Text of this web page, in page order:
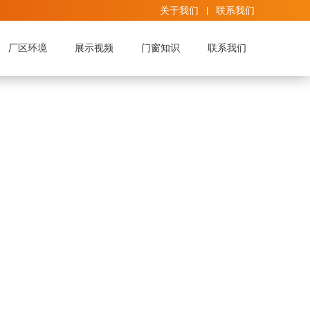
关于我们 联系我们
厂区环境 展示视频 门窗知识 联系我们